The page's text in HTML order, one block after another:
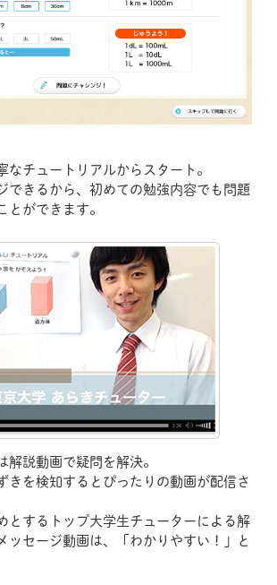
なチュートリアルからスタート。
できるから、初めての勉強内容でも問題
とができます。
解説動画で疑問を解決。
きを検知するとぴったりの動画が配信さ
とするトップ大学生チューターによる解
ッセージ動画は、「わかりやすい！」と